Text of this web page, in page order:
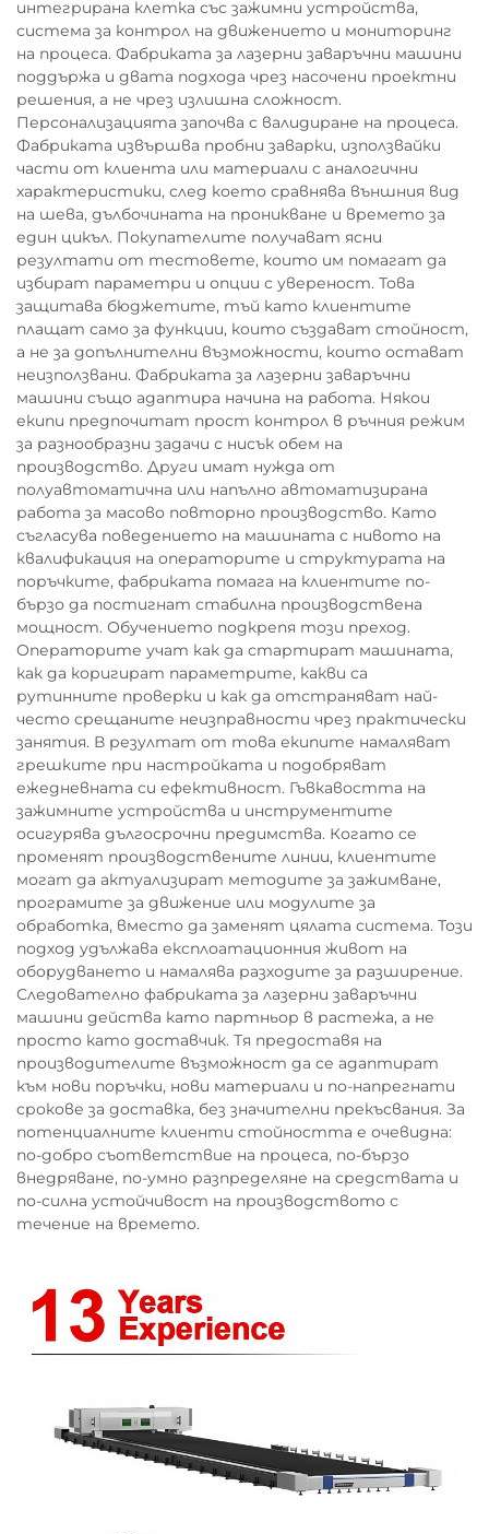
интегрирана клетка със зажимни устройства,
система за контрол на движението и мониторинг
на процеса. Фабриката за лазерни заваръчни машини
поддържа и двата подхода чрез насочени проектни
решения, а не чрез излишна сложност.
Персонализацията започва с валидиране на процеса.
Фабриката извършва пробни заварки, използвайки
части от клиента или материали с аналогични
характеристики, след което сравнява външния вид
на шева, дълбочината на проникване и времето за
един цикъл. Покупателите получават ясни
резултати от тестовете, които им помагат да
избират параметри и опции с увереност. Това
защитава бюджетите, тъй като клиентите
плащат само за функции, които създават стойност,
а не за допълнителни възможности, които остават
неизползвани. Фабриката за лазерни заваръчни
машини също адаптира начина на работа. Някои
екипи предпочитат прост контрол в ръчния режим
за разнообразни задачи с нисък обем на
производство. Други имат нужда от
полуавтоматична или напълно автоматизирана
работа за масово повторно производство. Като
съгласува поведението на машината с нивото на
квалификация на операторите и структурата на
поръчките, фабриката помага на клиентите по-
бързо да постигнат стабилна производствена
мощност. Обучението подкрепя този преход.
Операторите учат как да стартират машината,
как да коригират параметрите, какви са
рутинните проверки и как да отстраняват най-
често срещаните неизправности чрез практически
занятия. В резултат от това екипите намаляват
грешките при настройката и подобряват
ежедневната си ефективност. Гъвкавостта на
зажимните устройства и инструментите
осигурява дългосрочни предимства. Когато се
променят производствените линии, клиентите
могат да актуализират методите за зажимване,
програмите за движение или модулите за
обработка, вместо да заменят цялата система. Този
подход удължава експлоатационния живот на
оборудването и намалява разходите за разширение.
Следователно фабриката за лазерни заваръчни
машини действа като партньор в растежа, а не
просто като доставчик. Тя предоставя на
производителите възможност да се адаптират
към нови поръчки, нови материали и по-напрегнати
срокове за доставка, без значителни прекъсвания. За
потенциалните клиенти стойността е очевидна:
по-добро съответствие на процеса, по-бързо
внедряване, по-умно разпределяне на средствата и
по-силна устойчивост на производството с
течение на времето.